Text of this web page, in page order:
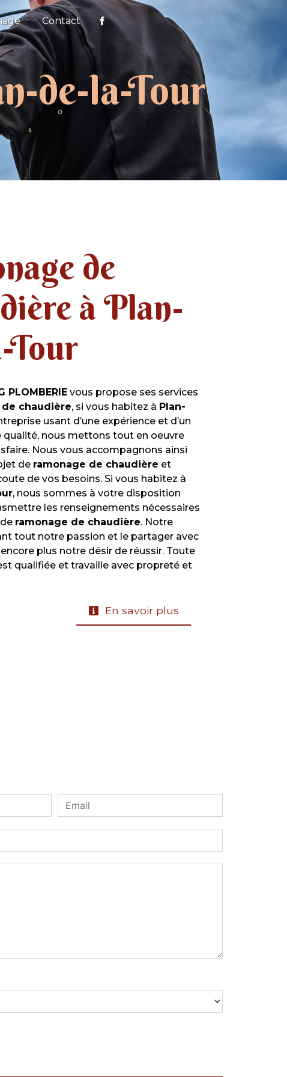
Contact
de-la-Tour
de
à Plan-
Tour
PLOMBERIE vous propose ses services
chaudière, si vous habitez à Plan-
usant d’une expérience et d’un
qualité, nous mettons tout en oeuvre
Nous vous accompagnons ainsi
de ramonage de chaudière et
de vos besoins. Si vous habitez à
, nous sommes à votre disposition
les renseignements nécessaires
ramonage de chaudière. Notre
tout notre passion et le partager avec
plus notre désir de réussir. Toute
qualifiée et travaille avec propreté et
En savoir plus